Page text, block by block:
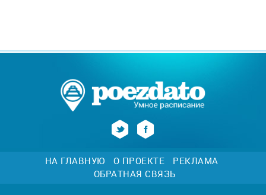
НА ГЛАВНУЮ О ПРОЕКТЕ
РЕКЛАМА
ОБРАТНАЯ СВЯЗЬ